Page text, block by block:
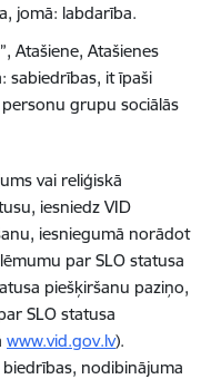
jomā: labdarība.
Atašiene, Atašienes
sabiedrības, it īpaši
grupu sociālās
vai reliģiskā
iesniedz VID
iesniegumā norādot
par SLO statusa
piešķiršanu paziņo,
SLO statusa
www.vid.gov.lv).
nodibinājuma